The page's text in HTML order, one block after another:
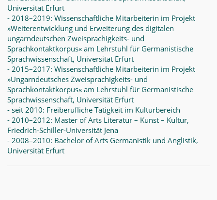
Universität Erfurt
- 2018–2019: Wissenschaftliche Mitarbeiterin im Projekt
»Weiterentwicklung und Erweiterung des digitalen
ungarndeutschen Zweisprachigkeits- und
Sprachkontaktkorpus« am Lehrstuhl für Germanistische
Sprachwissenschaft, Universität Erfurt
- 2015–2017: Wissenschaftliche Mitarbeiterin im Projekt
»Ungarndeutsches Zweisprachigkeits- und
Sprachkontaktkorpus« am Lehrstuhl für Germanistische
Sprachwissenschaft, Universität Erfurt
- seit 2010: Freiberufliche Tätigkeit im Kulturbereich
- 2010–2012: Master of Arts Literatur – Kunst – Kultur,
Friedrich-Schiller-Universität Jena
- 2008–2010: Bachelor of Arts Germanistik und Anglistik,
Universität Erfurt